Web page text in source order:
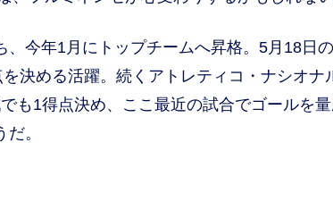
今年1月にトップチームへ昇格。5月18日
決める活躍。続くアトレティコ・ナシオナ
も1得点決め、ここ最近の試合でゴールを
。